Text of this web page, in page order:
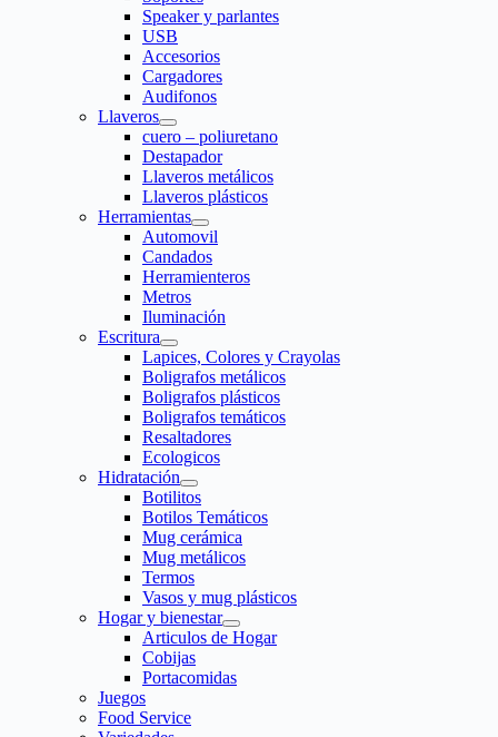
Speaker y parlantes
USB
Accesorios
Cargadores
Audifonos
Llaveros
cuero – poliuretano
Destapador
Llaveros metálicos
Llaveros plásticos
Herramientas
Automovil
Candados
Herramienteros
Metros
Iluminación
Escritura
Lapices, Colores y Crayolas
Boligrafos metálicos
Boligrafos plásticos
Boligrafos temáticos
Resaltadores
Ecologicos
Hidratación
Botilitos
Botilos Temáticos
Mug cerámica
Mug metálicos
Termos
Vasos y mug plásticos
Hogar y bienestar
Articulos de Hogar
Cobijas
Portacomidas
Juegos
Food Service